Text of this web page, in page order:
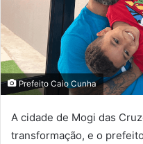
Prefeito Caio Cunha
A cidade de Mogi das
transformação, e o prefeito